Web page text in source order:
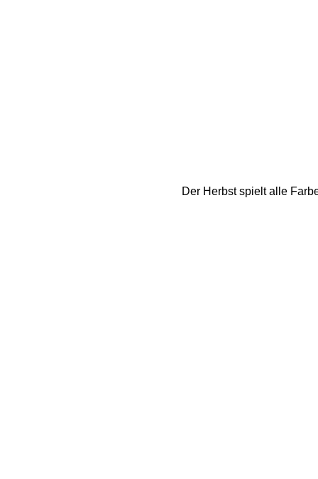
Der Herbst spielt alle